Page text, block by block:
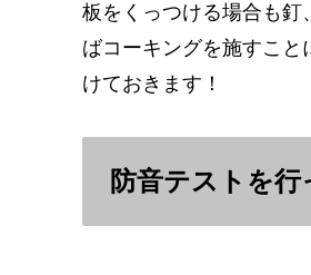
板をくっつける場合も釘
ばコーキングを施すこ
けておきます！
防音テストを